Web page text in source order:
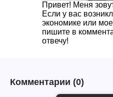
Привет! Меня
Если у вас
экономике или
пишите в
отвечу!
Комментарии (0)